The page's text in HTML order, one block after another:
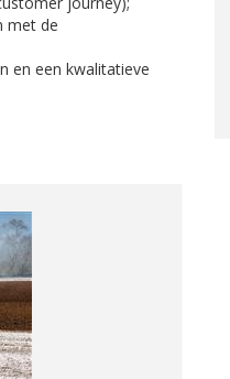
met de
en een kwalitatieve